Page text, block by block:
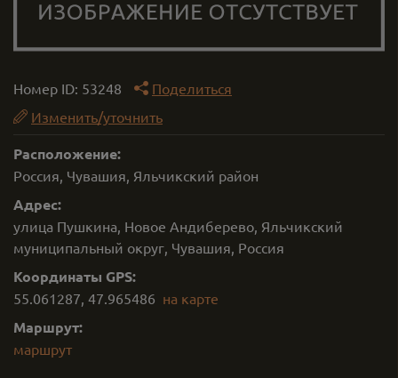
Номер ID: 53248
Поделиться
Изменить/уточнить
Расположение:
Россия, Чувашия, Яльчикский район
Адрес:
улица Пушкина, Новое Андиберево, Яльчикский
муниципальный округ, Чувашия, Россия
Координаты GPS:
55.061287, 47.965486 на карте
Маршрут:
маршрут